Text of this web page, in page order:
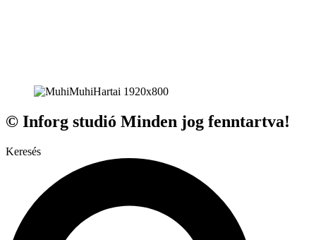
© Inforg studió Minden jog fenntartva!
Keresés